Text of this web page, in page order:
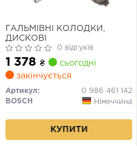
ГАЛЬМІВНІ КОЛОДКИ,
ДИСКОВІ
0 відгуків
1 378 ₴
сьогодні
закінчується
Артикул:
0 986 461 142
BOSCH
Німеччина
КУПИТИ